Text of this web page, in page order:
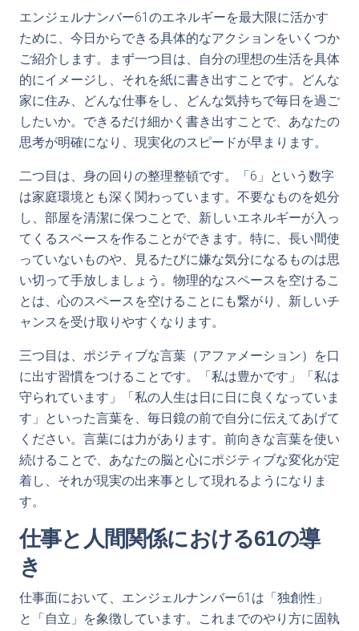
エンジェルナンバー61のエネルギーを最大限に活かす
ために、今日からできる具体的なアクションをいくつか
ご紹介します。まず一つ目は、自分の理想の生活を具体
的にイメージし、それを紙に書き出すことです。どんな
家に住み、どんな仕事をし、どんな気持ちで毎日を過ご
したいか。できるだけ細かく書き出すことで、あなたの
思考が明確になり、現実化のスピードが早まります。
二つ目は、身の回りの整理整頓です。「6」という数字
は家庭環境とも深く関わっています。不要なものを処分
し、部屋を清潔に保つことで、新しいエネルギーが入っ
てくるスペースを作ることができます。特に、長い間使
っていないものや、見るたびに嫌な気分になるものは思
い切って手放しましょう。物理的なスペースを空けるこ
とは、心のスペースを空けることにも繋がり、新しいチ
ャンスを受け取りやすくなります。
三つ目は、ポジティブな言葉（アファメーション）を口
に出す習慣をつけることです。「私は豊かです」「私は
守られています」「私の人生は日に日に良くなっていま
す」といった言葉を、毎日鏡の前で自分に伝えてあげて
ください。言葉には力があります。前向きな言葉を使い
続けることで、あなたの脳と心にポジティブな変化が定
着し、それが現実の出来事として現れるようになりま
す。
仕事と人間関係における61の導
き
仕事面において、エンジェルナンバー61は「独創性」
と「自立」を象徴しています。これまでのやり方に固執